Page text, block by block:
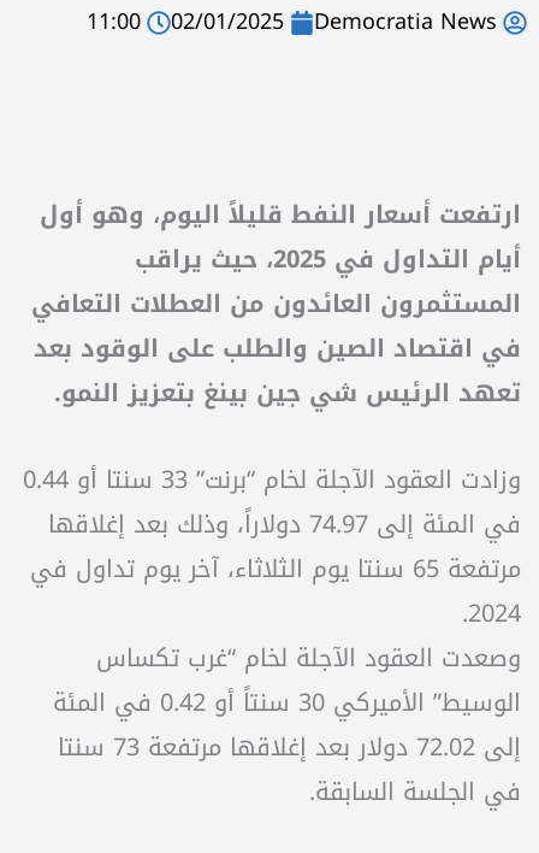
Democratia News
02/01/2025
11:00
ارتفعت أسعار النفط قليلاً اليوم، وهو أول
أيام التداول في 2025، حيث يراقب
المستثمرون العائدون من العطلات التعافي
في اقتصاد الصين والطلب على الوقود بعد
تعهد الرئيس شي جين بينغ بتعزيز النمو.
وزادت العقود الآجلة لخام “برنت” 33 سنتا أو 0.44
في المئة إلى 74.97 دولاراً، وذلك بعد إغلاقها
مرتفعة 65 سنتا يوم الثلاثاء، آخر يوم تداول في
2024.
وصعدت العقود الآجلة لخام “غرب تكساس
الوسيط” الأميركي 30 سنتاً أو 0.42 في المئة
إلى 72.02 دولار بعد إغلاقها مرتفعة 73 سنتا
في الجلسة السابقة.